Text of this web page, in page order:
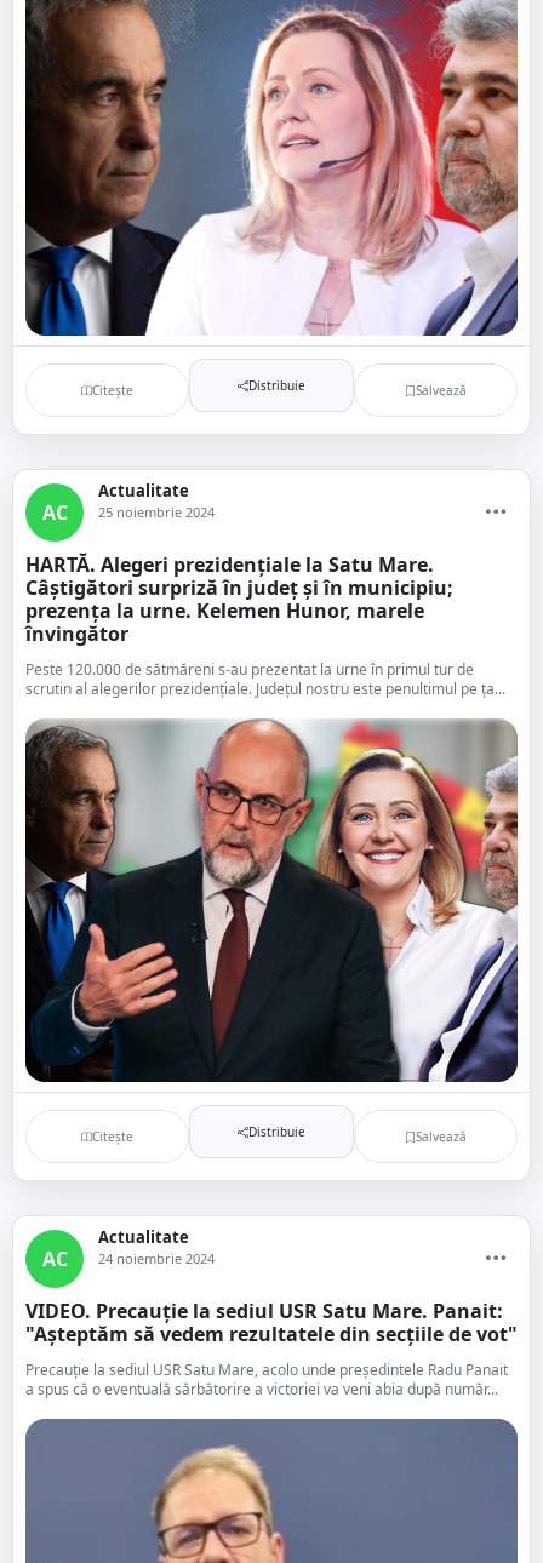
Citește Distribuie Salvează
AC
Actualitate
25 noiembrie 2024
HARTĂ. Alegeri prezidențiale la Satu Mare.
Câștigători surpriză în județ și în municipiu;
prezența la urne. Kelemen Hunor, marele
învingător
Peste 120.000 de sătmăreni s-au prezentat la urne în primul tur de
scrutin al alegerilor prezidențiale. Județul nostru este penultimul pe ța...
Citește Distribuie Salvează
AC
Actualitate
24 noiembrie 2024
VIDEO. Precauție la sediul USR Satu Mare. Panait:
"Așteptăm să vedem rezultatele din secțiile de vot"
Precauție la sediul USR Satu Mare, acolo unde președintele Radu Panait
a spus că o eventuală sărbătorire a victoriei va veni abia după număr...